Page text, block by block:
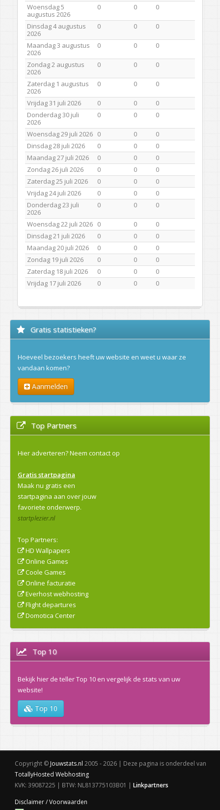
Woensdag 5
augustus 2026
0 0 0
Dinsdag 4 augustus
2026
0 0 0
Maandag 3 augustus
2026
0 0 0
Zondag 2 augustus
2026
0 0 0
Zaterdag 1 augustus
2026
0 0 0
Vrijdag 31 juli 2026 0 0
0
Donderdag 30 juli
2026
0 0 0
Woensdag 29 juli 2026 0 0
0
Dinsdag 28 juli 2026
0 0
0
Maandag 27 juli 2026
0 0
0
Zondag 26 juli 2026
0 0
0
Zaterdag 25 juli 2026
0 0
0
Vrijdag 24 juli 2026
0 0
0
Donderdag 23 juli
2026
0 0 0
Woensdag 22 juli 2026 0 0
0
Dinsdag 21 juli 2026
0 0
0
Maandag 20 juli 2026
0 0
0
Zondag 19 juli 2026
0 0
0
Zaterdag 18 juli 2026
0 0
0
Vrijdag 17 juli 2026
0 0 0
Gratis statistieken?
Hoeveel bezoekers heeft uw website en weet u waar ze
vandaan komen?
Aanmelden
Top Partners
Hier adverteren?Neem contact op
Gratis startpagina
Maak nu gratis een
startpagina aan over jouw
favoriete onderwerp.
startplezier.nl
Top Partners:
HD Wallpapers
Online Games
Coole Games
Online facturatie
Everhost webhosting
Flight departures
Domotica Center
Top 10
Bekijk hier de teller Top 10 en vergelijk de stats van uw
website!
Top 10
Copyright © Jouwstats.nl 2005 - 2026 | Deze pagina is onderdeel van
TotallyHosted Webhosting
KVK: 39087225 | BTW: NL813775103B01 | Linkpartners
Disclaimer / Voorwaarden